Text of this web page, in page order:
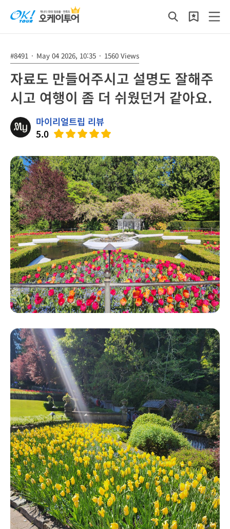
#8491 · May 04 2026, 10:35 · 1560 Views
자료도 만들어주시고 설명도 잘해주
시고 여행이 좀 더 쉬웠던거 같아요.
마이리얼트립 리뷰
5.0